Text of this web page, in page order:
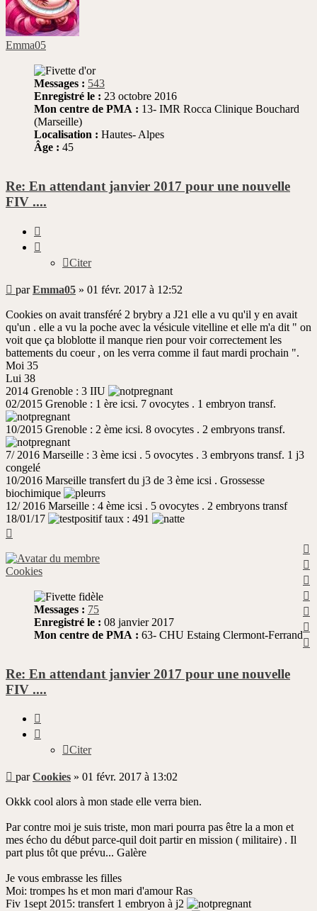
Emma05
Messages : 543
Enregistré le : 23 octobre 2016
Mon centre de PMA : 13- IMR Rocca Clinique Bouchard
(Marseille)
Localisation : Hautes- Alpes
Âge : 45
Re: En attendant janvier 2017 pour une nouvelle
FIV ....
Citer
Message
non
lu
parEmma05 » 01 févr. 2017 à 12:52
Cookies on avait transféré 2 brybry a J21 elle a vu qu'il y en avait
qu'un . elle a vu la poche avec la vésicule vitelline et elle m'a dit " on
voit que ça bloblotte il manque rien pour voir correctement les
battements du coeur , on les verra comme il faut mardi prochain ".
Moi 35
Lui 38
2014 Grenoble : 3 IIU
02/2015 Grenoble : 1 ère icsi. 7 ovocytes . 1 embryon transf.
10/2015 Grenoble : 2 ème icsi. 8 ovocytes . 2 embryons transf.
7/ 2016 Marseille : 3 ème icsi . 5 ovocytes . 3 embryons transf. 1 j3
congelé
10/2016 Marseille transfert du j3 de 3 ème icsi . Grossesse
biochimique
12/ 2016 Marseille : 4 ème icsi . 5 ovocytes . 2 embryons transf
18/01/17
taux : 491
Cookies
Messages : 75
Enregistré le : 08 janvier 2017
Mon centre de PMA : 63- CHU Estaing Clermont-Ferrand
Re: En attendant janvier 2017 pour une nouvelle
FIV ....
Citer
Message
non
lu
parCookies » 01 févr. 2017 à 13:02
Okkk cool alors à mon stade elle verra bien.
Par contre moi je suis triste, mon mari pourra pas être la a mon et
mes écho du début parce-quil doit partir en mission ( militaire) . Il
part plus tôt que prévu... Galère
Je vous embrasse les filles
Moi: trompes hs et mon mari d'amour Ras
Fiv 1sept 2015: transfert 1 embryon à j2